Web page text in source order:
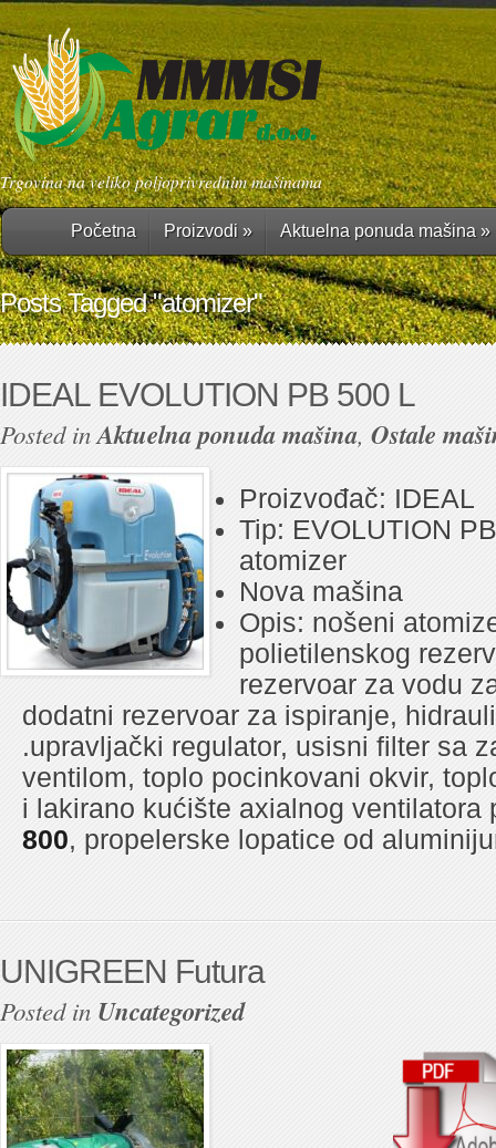
Trgovina na veliko poljoprivrednim mašinama
Početna Proizvodi » Aktuelna ponuda mašina »
Posts Tagged "atomizer"
IDEAL EVOLUTION PB 500 L
Posted inAktuelna ponuda mašina, Ostale
Proizvođač: IDEAL
Tip: EVOLUTION
atomizer
Nova mašina
Opis: nošeni
polietilenskog
rezervoar za vodu
dodatni rezervoar za ispiranje,
.upravljački regulator, usisni filter sa
ventilom, toplo pocinkovani okvir,
i lakirano kućište axialnog ventilatora
800, propelerske lopatice od
UNIGREEN Futura
Posted in Uncategorized